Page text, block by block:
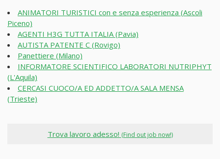
ANIMATORI TURISTICI con e senza esperienza (Ascoli
Piceno)
AGENTI H3G TUTTA ITALIA (Pavia)
AUTISTA PATENTE C (Rovigo)
Panettiere (Milano)
INFORMATORE SCIENTIFICO LABORATORI NUTRIPHYT
(L'Aquila)
CERCASI CUOCO/A ED ADDETTO/A SALA MENSA
(Trieste)
Trova lavoro adesso! (Find out job now!)